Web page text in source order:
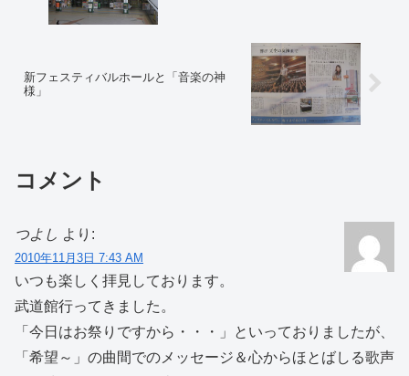
新フェスティバルホールと「音楽の神
様」
コメント
つよし より:
2010年11月3日 7:43 AM
いつも楽しく拝見しております。
武道館行ってきました。
「今日はお祭りですから・・・」といっておりましたが、
「希望～」の曲間でのメッセージ＆心からほとばしる歌声